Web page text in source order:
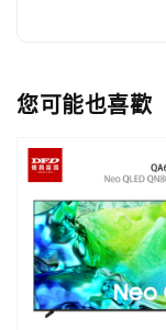
您可能也喜歡